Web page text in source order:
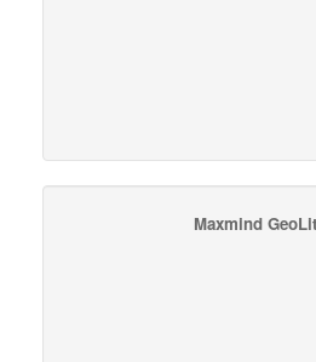
Maxmind